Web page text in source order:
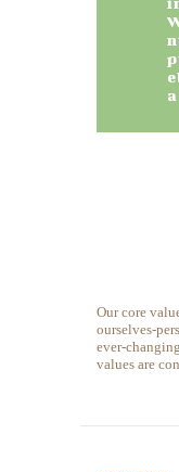
Our core
ourselves-
ever-
values are